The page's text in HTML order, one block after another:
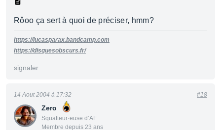
Rôoo ça sert à quoi de préciser, hmm?
https://lucasparax.bandcamp.com
https://disquesobscurs.fr/
signaler
Zero
Squatteur·euse d’AF
Membre depuis 23 ans
14 Aout 2004 à 17:32 #18